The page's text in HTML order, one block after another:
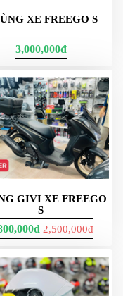
XE FREEGO S
3,000,000đ
GIVI XE FREEGO
S
2,500,000đ